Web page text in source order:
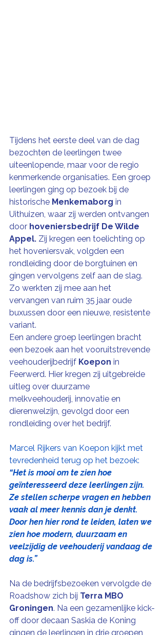
Tijdens het eerste deel van de dag
bezochten de leerlingen twee
uiteenlopende, maar voor de regio
kenmerkende organisaties. Een groep
leerlingen ging op bezoek bij de
historische Menkemaborg in
Uithuizen, waar zij werden ontvangen
door hoveniersbedrijf De Wilde
Appel. Zij kregen een toelichting op
het hoveniersvak, volgden een
rondleiding door de borgtuinen en
gingen vervolgens zelf aan de slag.
Zo werkten zij mee aan het
vervangen van ruim 35 jaar oude
buxussen door een nieuwe, resistente
variant.
Een andere groep leerlingen bracht
een bezoek aan het vooruitstrevende
veehouderijbedrijf Koepon in
Feerwerd. Hier kregen zij uitgebreide
uitleg over duurzame
melkveehouderij, innovatie en
dierenwelzijn, gevolgd door een
rondleiding over het bedrijf.
Marcel Rijkers van Koepon kijkt met
tevredenheid terug op het bezoek:
“Het is mooi om te zien hoe
geïnteresseerd deze leerlingen zijn.
Ze stellen scherpe vragen en hebben
vaak al meer kennis dan je denkt.
Door hen hier rond te leiden, laten we
zien hoe modern, duurzaam en
veelzijdig de veehouderij vandaag de
dag is.”
Na de bedrijfsbezoeken vervolgde de
Roadshow zich bij Terra MBO
Groningen. Na een gezamenlijke kick-
off door decaan Saskia de Koning
gingen de leerlingen in drie groepen